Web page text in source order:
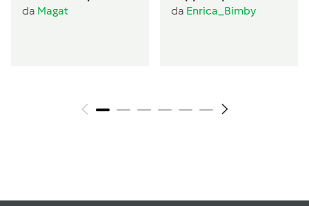
da Magat da Enrica_Bimby